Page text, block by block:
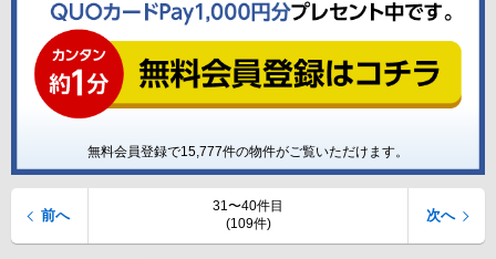
無料会員登録で15,777件の物件がご覧いただけます。
31〜40件目
(109件)
前へ 次へ